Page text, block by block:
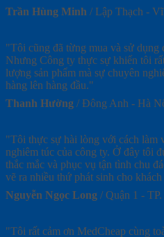
Trần Hùng Minh / Lập Thạch -
"Tôi cũng đã từng mua và sử dụng
Nhưng Công ty thực sự khiến tôi
lượng sản phẩm mà sự chuyên
hàng lên hàng đầu."
Thanh Hường / Đông Anh - Hà
"Tôi thực sự hài lòng với cách làm
nghiêm túc của công ty. Ở đây tôi
thắc mắc và phục vụ tận tình chu
vẽ ra nhiều thứ phát sinh cho
Nguyễn Ngọc Long / Quận 1 -
"Tôi rất cảm ơn MedCheap cùng